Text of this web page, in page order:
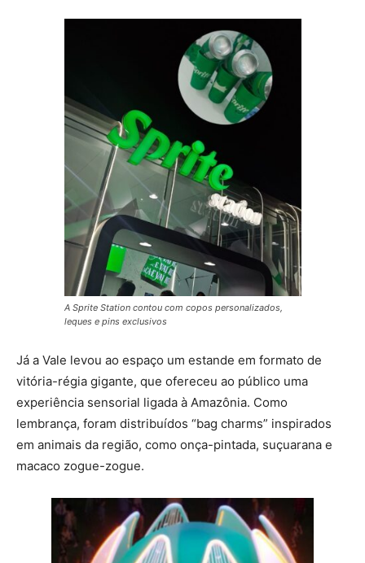
A Sprite Station contou com copos personalizados,
leques e pins exclusivos
Já a Vale levou ao espaço um estande em formato de
vitória-régia gigante, que ofereceu ao público uma
experiência sensorial ligada à Amazônia. Como
lembrança, foram distribuídos “bag charms” inspirados
em animais da região, como onça-pintada, suçuarana e
macaco zogue-zogue.